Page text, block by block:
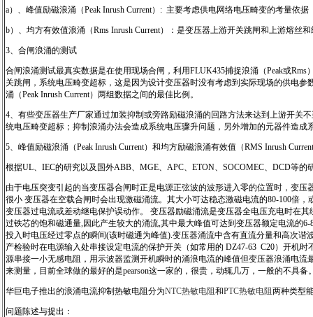
a）、峰值励磁浪涌（Peak Inrush Current）: 主要考虑供电网络电压畸变的考量依据
b）、均方有效值浪涌（Rms Inrush Current）：是变压器上游开关跳闸和上游熔丝
3、合闸浪涌的测试
合闸浪涌测试最真实数据是在使用现场合闸，利用FLUK435捕捉浪涌（Peak或
关跳闸，系统电压畸变超标，这是因为设计变压器时没有考虑到实际现场的供电参
涌（Peak Inrush Current）两组数据之间的最佳比例。
4、有些变压器生产厂家通过加装抑制或旁路励磁浪涌的回路方法来达到上游开关
统电压畸变超标；抑制浪涌办法会造成系统电压骤升问题，另外增加的元器件造
5、峰值励磁浪涌（Peak Inrush Current）和均方励磁浪涌有效值（RMS Inrush
根据UL、IEC的研究以及国外ABB、MGE、APC、ETON、SOCOMEC、DCD等
由于电压突变引起的当变压器合闸时正是电源正弦波的波形进入零的位置时，变
很小 变压器在空载合闸时会出现激磁涌流。其大小可达稳态激磁电流的80-100倍
变压器过电流或差动继电保护误动作。 变压器励磁涌流是变压器全电压充电时在
过铁芯的饱和磁通量,因此产生较大的涌流,其中最大峰值可达到变压器额定电流的
投入时电压经过零点的瞬间(该时磁通为峰值).变压器涌流中含有直流分量和高次
产检验时在电源输入处串接设定电流的保护开关（如常用的 DZ47-63 C20）开机
源串接一小无感电阻，用示波器监测开机瞬时的涌浪电流的峰值但变压器浪涌电
来测量，目前全球做的最好的是pearson这一家的，很贵，动辄几万，一般的不具备
华巨电子推出的浪涌电流抑制热敏电阻分为NTC热敏电阻 和PTC热敏电阻 两种类型
问题陈述与提出：